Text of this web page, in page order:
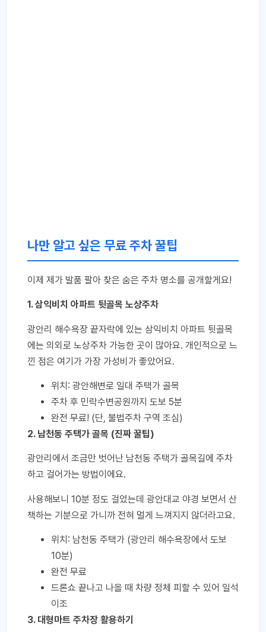
나만 알고 싶은 무료 주차 꿀팁
이제 제가 발품 팔아 찾은 숨은 주차 명소를 공개할게요!
1. 삼익비치 아파트 뒷골목 노상주차
광안리 해수욕장 끝자락에 있는 삼익비치 아파트 뒷골목
에는 의외로 노상주차 가능한 곳이 많아요. 개인적으로 느
낀 점은 여기가 가장 가성비가 좋았어요.
위치: 광안해변로 일대 주택가 골목
주차 후 민락수변공원까지 도보 5분
완전 무료! (단, 불법주차 구역 조심)
2. 남천동 주택가 골목 (진짜 꿀팁)
광안리에서 조금만 벗어난 남천동 주택가 골목길에 주차
하고 걸어가는 방법이에요.
사용해보니 10분 정도 걸었는데 광안대교 야경 보면서 산
책하는 기분으로 가니까 전혀 멀게 느껴지지 않더라고요.
위치: 남천동 주택가 (광안리 해수욕장에서 도보
10분)
완전 무료
드론쇼 끝나고 나올 때 차량 정체 피할 수 있어 일석
이조
3. 대형마트 주차장 활용하기